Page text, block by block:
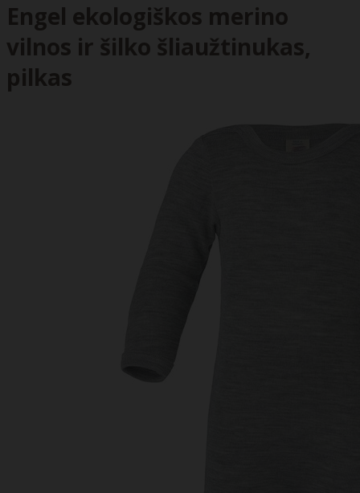
Engel ekologiškos merino
vilnos ir šilko šliaužtinukas,
pilkas